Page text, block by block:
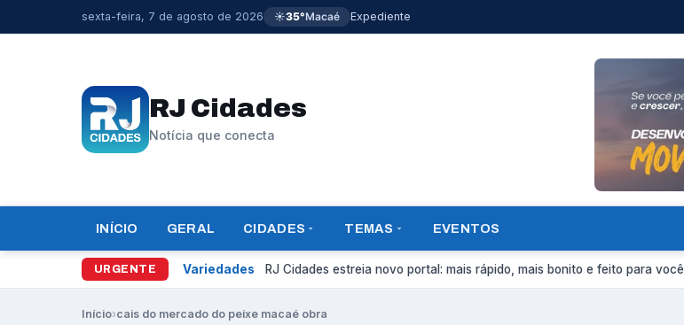
sexta-feira, 7 de agosto de 2026 ☀️35°Macaé Expediente
RJ Cidades
Notícia que conecta
INÍCIO GERAL CIDADES TEMAS EVENTOS
URGENTE Variedades RJ Cidades estreia novo portal: mais rápido, mais bonito e feito para você
Início›cais do mercado do peixe macaé obra